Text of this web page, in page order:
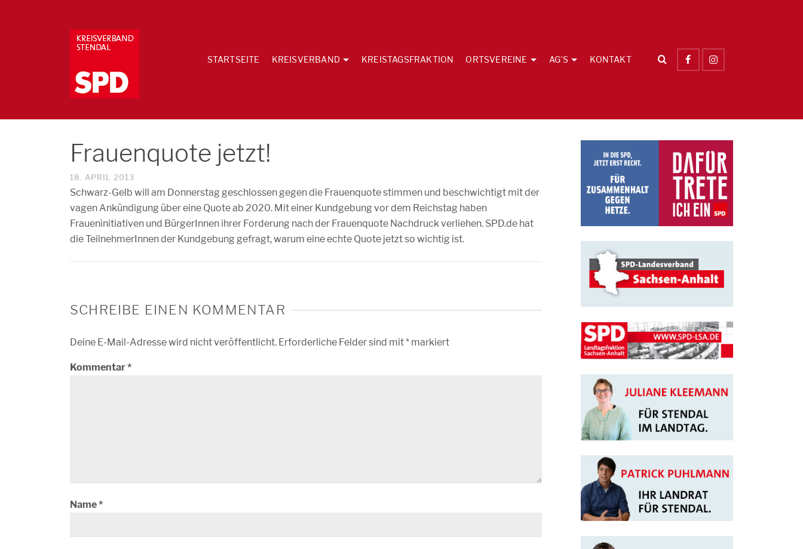
STARTSEITE KREISVERBAND KREISTAGSFRAKTION ORTSVEREINE AG´S KONTAKT
Frauenquote jetzt!
18. APRIL 2013
Schwarz-Gelb will am Donnerstag geschlossen gegen die Frauenquote stimmen und beschwichtigt mit der
vagen Ankündigung über eine Quote ab 2020. Mit einer Kundgebung vor dem Reichstag haben
Fraueninitiativen und BürgerInnen ihrer Forderung nach der Frauenquote Nachdruck verliehen. SPD.de hat
die TeilnehmerInnen der Kundgebung gefragt, warum eine echte Quote jetzt so wichtig ist.
SCHREIBE EINEN KOMMENTAR
Deine E-Mail-Adresse wird nicht veröffentlicht. Erforderliche Felder sind mit* markiert
Kommentar*
Name*